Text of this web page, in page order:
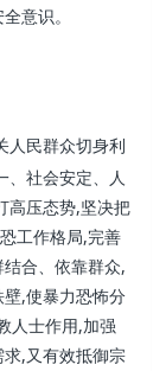
意识。
人民群众切身利
、社会安定、人
高压态势,坚决把
工作格局,完善
合、依靠群众,
,使暴力恐怖分
人士作用,加强
,又有效抵御宗